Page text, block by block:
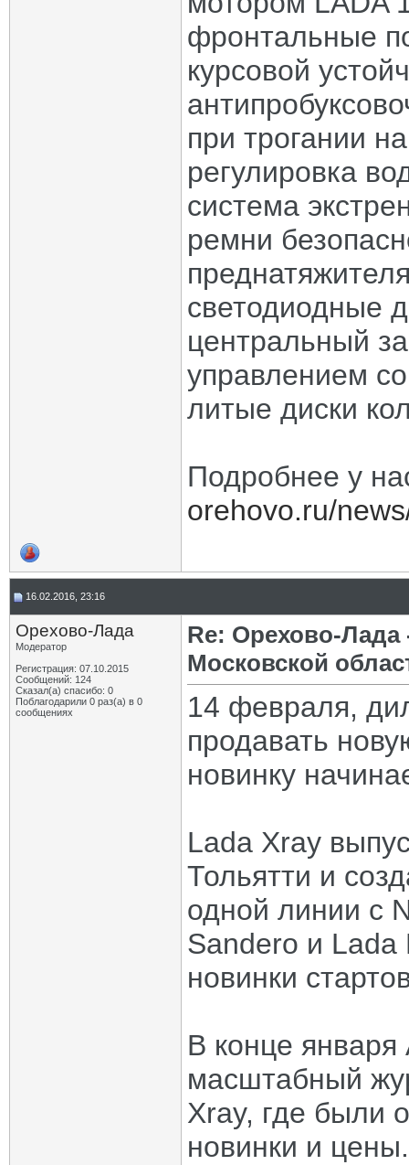
фронтальные
курсовой
при трогании
регулировка
система
ремни
светодиодные
центральный
управлением
литые диски
Подробнее у
orehovo.ru/
16.02.2016, 23:16
Орехово-Лада
Модератор
Регистрация: 07.10.2015
Сообщений: 124
Сказал(а) спасибо: 0
Поблагодарили 0 раз(а) в 0
сообщениях
Re: Орехово-
Московской
14 февраля,
продавать
новинку
Lada Xray
Тольятти и
одной линии с
Sandero и Lada
новинки
В конце
масштабный
Xray, где были
новинки и цены.